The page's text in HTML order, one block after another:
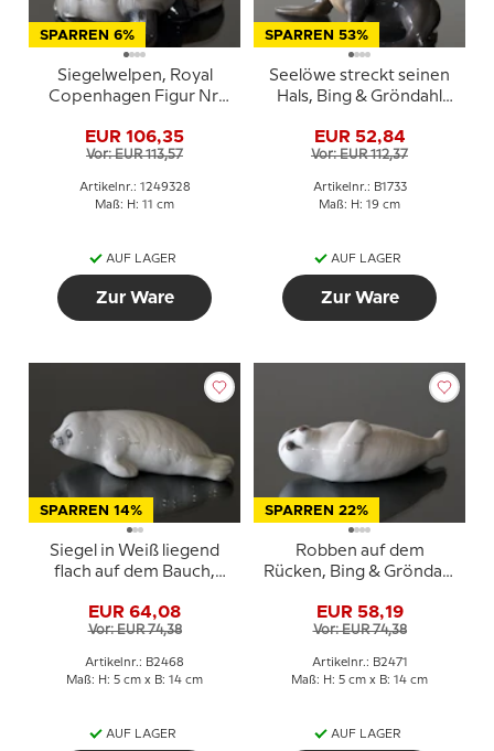
SPARREN 6%
Siegelwelpen, Royal
Copenhagen Figur Nr.
EUR 106,35
Vor: EUR 113,57
Artikelnr.: 1249328
Maß: H: 11 cm
AUF LAGER
Zur Ware
SPARREN 53%
Seelöwe streckt seinen
Hals, Bing & Gröndahl
EUR 52,84
Vor: EUR 112,37
Artikelnr.: B1733
Maß: H: 19 cm
AUF LAGER
Zur Ware
SPARREN 14%
Siegel in Weiß liegend
flach auf dem Bauch,
Nr. 541 oder 2468
EUR 64,08
Vor: EUR 74,38
Artikelnr.: B2468
Maß: H: 5 cm x B: 14 cm
AUF LAGER
SPARREN 22%
Robben auf dem
Rücken, Bing & Gröndahl
EUR 58,19
Vor: EUR 74,38
Artikelnr.: B2471
Maß: H: 5 cm x B: 14 cm
AUF LAGER